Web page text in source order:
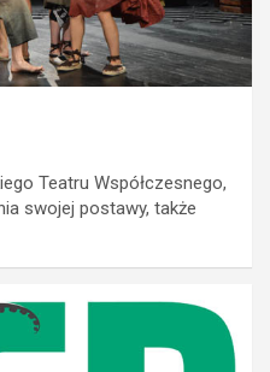
Teatru Współczesnego,
swojej postawy, także